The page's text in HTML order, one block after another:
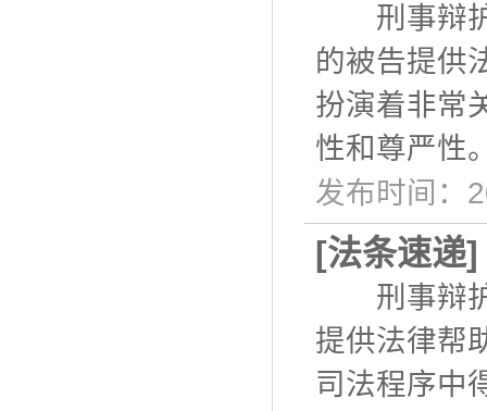
刑事辩护
的被告提供
扮演着非常
性和尊严
发布时间：
[法条速递]
刑事辩护
提供法律帮
司法程序中